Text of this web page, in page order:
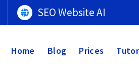
SEO Website AI
Home Blog Prices